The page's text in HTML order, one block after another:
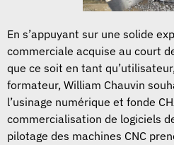
En s’appuyant sur une solide
commerciale acquise au court
que ce soit en tant
formateur, William Chauvin
l’usinage numérique et fonde
commercialisation de logiciels
pilotage des machines CNC